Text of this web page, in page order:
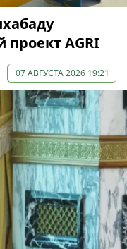
AGRI
07 АВГУСТА 2026 19:21